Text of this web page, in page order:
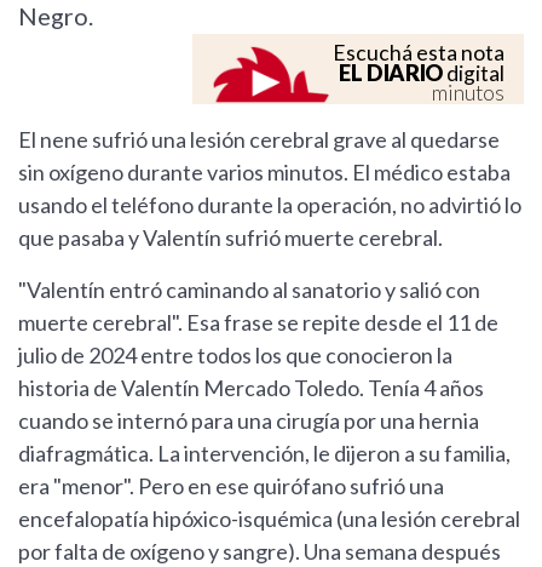
Negro.
Escuchá esta nota
EL DIARIOdigital
minutos
El nene sufrió una lesión cerebral grave al quedarse
sin oxígeno durante varios minutos. El médico estaba
usando el teléfono durante la operación, no advirtió lo
que pasaba y Valentín sufrió muerte cerebral.
"Valentín entró caminando al sanatorio y salió con
muerte cerebral". Esa frase se repite desde el 11 de
julio de 2024 entre todos los que conocieron la
historia de Valentín Mercado Toledo. Tenía 4 años
cuando se internó para una cirugía por una hernia
diafragmática. La intervención, le dijeron a su familia,
era "menor". Pero en ese quirófano sufrió una
encefalopatía hipóxico-isquémica (una lesión cerebral
por falta de oxígeno y sangre). Una semana después